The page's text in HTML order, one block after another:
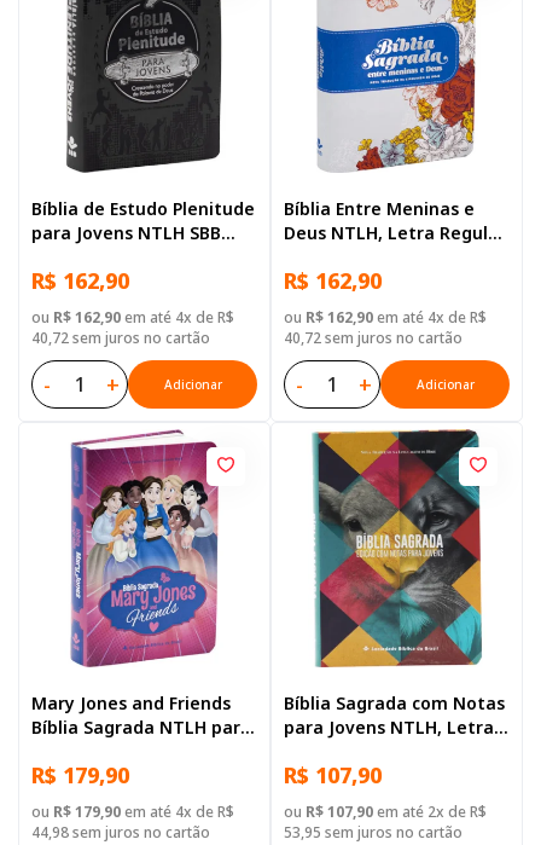
Bíblia de Estudo Plenitude
para Jovens NTLH SBB
cinza escuro
R$ 162,90
ou R$ 162,90em até 4x de R$
40,72 sem juros no cartão
- + Adicionar
Bíblia Entre Meninas e
Deus NTLH, Letra Regular,
Sintético Ilustrada:
Branca
R$ 162,90
ou R$ 162,90em até 4x de R$
40,72 sem juros no cartão
- + Adicionar
Mary Jones and Friends
Bíblia Sagrada NTLH para
R$ 179,90
ou R$ 179,90em até 4x de R$
44,98 sem juros no cartão
Bíblia Sagrada com Notas
para Jovens NTLH, Letra
Semi Flexível Ilustrada
R$ 107,90
ou R$ 107,90em até 2x de R$
53,95 sem juros no cartão